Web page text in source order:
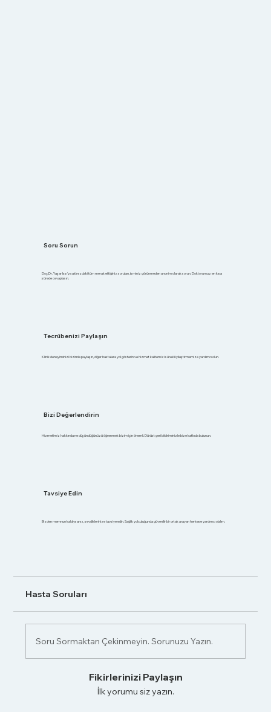
Hasta Soruları
Soru Sormaktan Çekinmeyin. Sorunuzu Yazın.
Fikirlerinizi Paylaşın
İlk yorumu siz yazın.
Soru Sorun
Doç.Dr. Yaşar Issı'ya aklınızdaki tüm merak ettiğiniz soruları, isminiz görünmeden anonim olarak sorun. Doktorumuz en kısa
sürede cevaplasın.
Tecrübenizi Paylaşın
Klinik deneyiminizi bizimle paylaşın, diğer hastalara yol gösterin ve hizmet kalitemizi sürekli iyileştirmemize yardımcı olun.
Bizi Değerlendirin
Hizmetimiz hakkında ne düşündüğünüzü öğrenmek bizim için önemli. Dürüst geri bildiriminizle bize katkıda bulunun.
Tavsiye Edin
Bizden memnun kaldıysanız, sevdiklerinize tavsiye edin. Sağlık yolculuğunda güvenilir bir ortak arayan herkese yardımcı olalım.